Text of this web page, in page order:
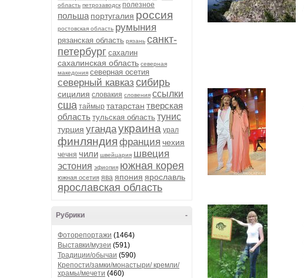
область петрозаводск полезное
польша португалия россия
ростовская область румыния
рязанская область рязань санкт-
петербург сахалин
сахалинская область северная
македония северная осетия
северный кавказ сибирь
сицилия словакия словения ссылки
сша таймыр татарстан тверская
область тульская область тунис
турция угандаукраина урал
финляндия франция чехия
чечня чили швейцария швеция
эстония эфиопия южная корея
южная осетия ява япония ярославль
ярославская область
-
Рубрики
Фоторепортажи (1464)
Выставки/музеи (591)
Традиции/обычаи (590)
Крепости/замки/монастыри/ кремли/
храмы/мечети (460)